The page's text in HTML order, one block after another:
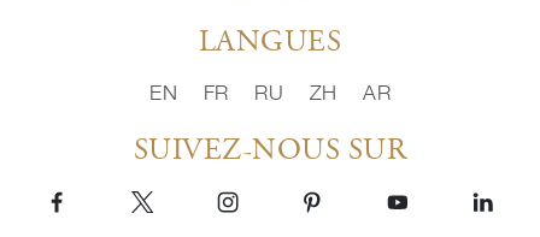
LANGUES
EN FR RU ZH AR
SUIVEZ-NOUS SUR